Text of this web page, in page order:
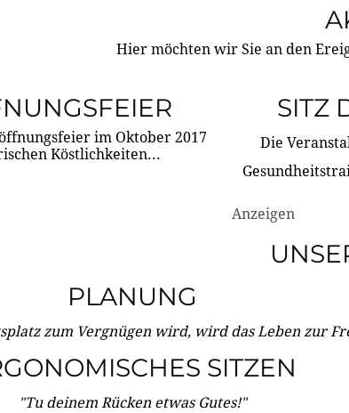
Hier möchten wir Sie an den
im Oktober 2017
Köstlichkeiten...
SITZ
Die
Anzeigen
PLANUNG
zum Vergnügen wird, wird das Leben zur
SITZEN
"Tu deinem Rücken etwas Gutes!"